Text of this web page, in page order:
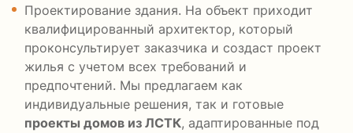
Проектирование здания. На объект приходит
квалифицированный архитектор, который
проконсультирует заказчика и создаст проект
жилья с учетом всех требований и
предпочтений. Мы предлагаем как
индивидуальные решения, так и готовые
проекты домов из ЛСТК, адаптированные под